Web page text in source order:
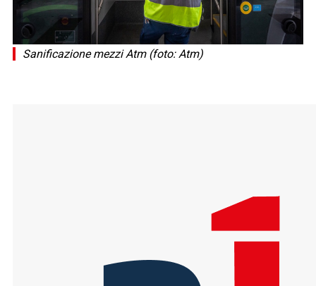
Sanificazione mezzi Atm (foto: Atm)